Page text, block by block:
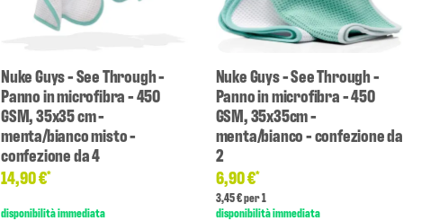
Nuke Guys - See Through -
Panno in microfibra - 450
GSM, 35x35 cm -
menta/bianco misto -
confezione da 4
14,90 €*
disponibilità immediata
Nuke Guys - See Through -
Panno in microfibra - 450
GSM, 35x35cm -
menta/bianco - confezione da
2
6,90 €*
3,45 € per 1
disponibilità immediata